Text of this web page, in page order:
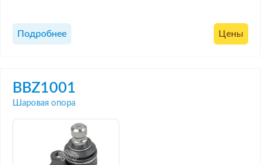
Подробнее Цены
BBZ1001
Шаровая опора